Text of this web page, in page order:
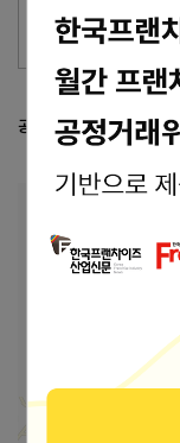
공정거래위원회 등록 정보
본사상호